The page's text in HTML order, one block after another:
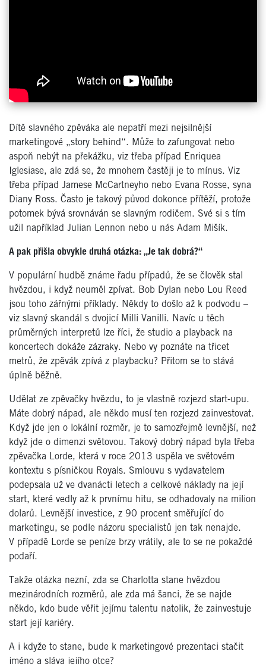
Dítě slavného zpěváka ale nepatří mezi nejsilnější
marketingové „story behind“. Může to zafungovat nebo
aspoň nebýt na překážku, viz třeba případ Enriquea
Iglesiase, ale zdá se, že mnohem častěji je to mínus. Viz
třeba případ Jamese McCartneyho nebo Evana Rosse, syna
Diany Ross. Často je takový původ dokonce přítěží, protože
potomek bývá srovnáván se slavným rodičem. Své si s tím
užil například Julian Lennon nebo u nás Adam Mišík.
A pak přišla obvykle druhá otázka: „Je tak dobrá?“
V populární hudbě známe řadu případů, že se člověk stal
hvězdou, i když neuměl zpívat. Bob Dylan nebo Lou Reed
jsou toho zářnými příklady. Někdy to došlo až k podvodu –
viz slavný skandál s dvojicí Milli Vanilli. Navíc u těch
průměrných interpretů lze říci, že studio a playback na
koncertech dokáže zázraky. Nebo vy poznáte na třicet
metrů, že zpěvák zpívá z playbacku? Přitom se to stává
úplně běžně.
Udělat ze zpěvačky hvězdu, to je vlastně rozjezd start-upu.
Máte dobrý nápad, ale někdo musí ten rozjezd zainvestovat.
Když jde jen o lokální rozměr, je to samozřejmě levnější, než
když jde o dimenzi světovou. Takový dobrý nápad byla třeba
zpěvačka Lorde, která v roce 2013 uspěla ve světovém
kontextu s písničkou Royals. Smlouvu s vydavatelem
podepsala už ve dvanácti letech a celkové náklady na její
start, které vedly až k prvnímu hitu, se odhadovaly na milion
dolarů. Levnější investice, z 90 procent směřující do
marketingu, se podle názoru specialistů jen tak nenajde.
V případě Lorde se peníze brzy vrátily, ale to se ne pokaždé
podaří.
Takže otázka nezní, zda se Charlotta stane hvězdou
mezinárodních rozměrů, ale zda má šanci, že se najde
někdo, kdo bude věřit jejímu talentu natolik, že zainvestuje
start její kariéry.
A i kdyže to stane, bude k marketingové prezentaci stačit
jméno a sláva jejího otce?